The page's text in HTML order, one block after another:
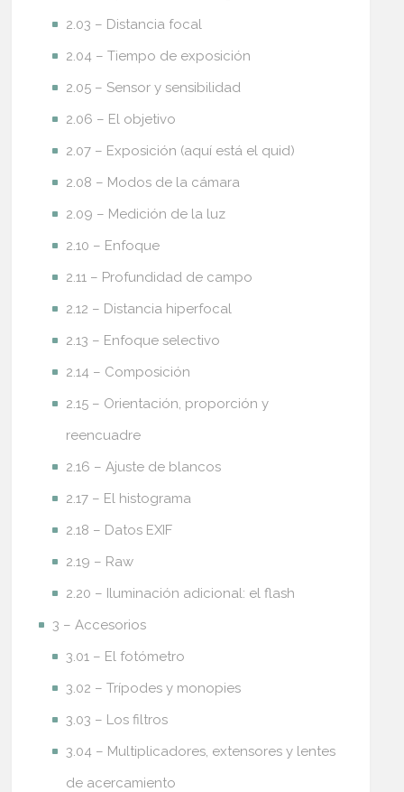
2.03 – Distancia focal
2.04 – Tiempo de exposición
2.05 – Sensor y sensibilidad
2.06 – El objetivo
2.07 – Exposición (aquí está el quid)
2.08 – Modos de la cámara
2.09 – Medición de la luz
2.10 – Enfoque
2.11 – Profundidad de campo
2.12 – Distancia hiperfocal
2.13 – Enfoque selectivo
2.14 – Composición
2.15 – Orientación, proporción y
reencuadre
2.16 – Ajuste de blancos
2.17 – El histograma
2.18 – Datos EXIF
2.19 – Raw
2.20 – Iluminación adicional: el flash
3 – Accesorios
3.01 – El fotómetro
3.02 – Trípodes y monopies
3.03 – Los filtros
3.04 – Multiplicadores, extensores y lentes
de acercamiento